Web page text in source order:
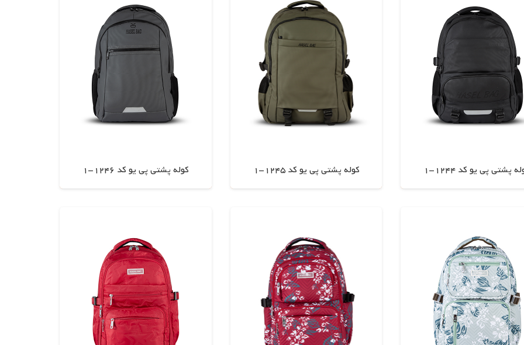
پشتی پی یو کد 1244-1
اطلاعات بیشتر
کوله پشتی پی یو کد 1245-1
اطلاعات بیشتر
کوله پشتی پی یو کد 1246-1
اطلاعات بیشتر